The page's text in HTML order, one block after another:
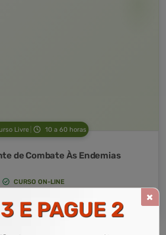
Livre 10 a 60 horas
de Combate Às Endemias
CURSO ON-LINE
E PAGUE 2